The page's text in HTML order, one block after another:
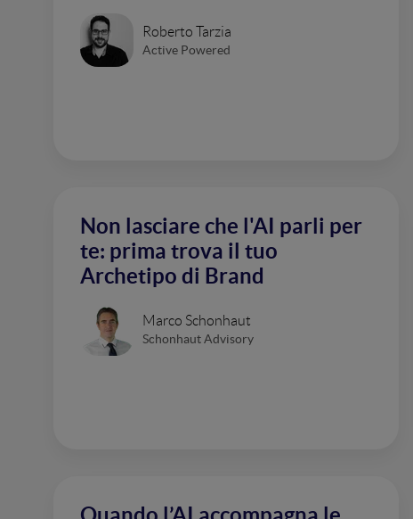
Roberto Tarzia
Active Powered
Non lasciare che l'AI parli per
te: prima trova il tuo
Archetipo di Brand
Marco Schonhaut
Schonhaut Advisory